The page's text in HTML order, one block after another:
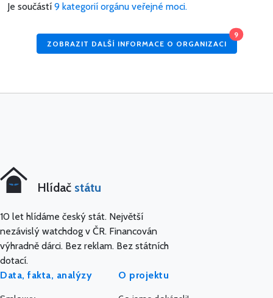
Je součástí 9 kategorií orgánu veřejné moci.
ZOBRAZIT DALŠÍ INFORMACE O ORGANIZACI
9
Hlídač státu
10 let hlídáme český stát. Největší
nezávislý watchdog v ČR. Financován
výhradně dárci. Bez reklam. Bez státních
dotací.
Data, fakta, analýzy
O projektu